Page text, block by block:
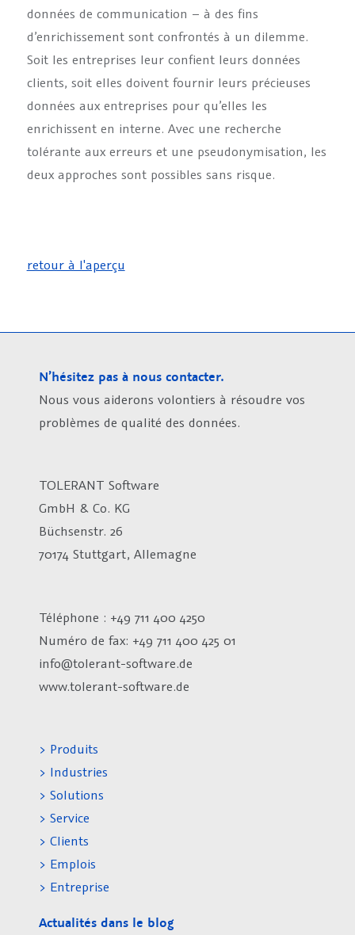
données de communication – à des fins
d’enrichissement sont confrontés à un dilemme.
Soit les entreprises leur confient leurs données
clients, soit elles doivent fournir leurs précieuses
données aux entreprises pour qu’elles les
enrichissent en interne. Avec une recherche
tolérante aux erreurs et une pseudonymisation, les
deux approches sont possibles sans risque.
retour à l'aperçu
N’hésitez pas à nous contacter.
Nous vous aiderons volontiers à résoudre vos
problèmes de qualité des données.
TOLERANT Software
GmbH & Co. KG
Büchsenstr. 26
70174 Stuttgart, Allemagne
Téléphone : +49 711 400 4250
Numéro de fax: +49 711 400 425 01
info@tolerant-software.de
www.tolerant-software.de
> Produits
> Industries
> Solutions
> Service
> Clients
> Emplois
> Entreprise
Actualités dans le blog